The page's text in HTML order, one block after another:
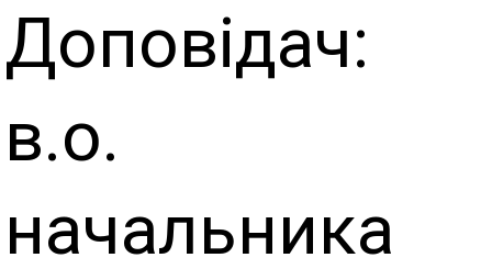
Доповідач:
в.о.
начальника